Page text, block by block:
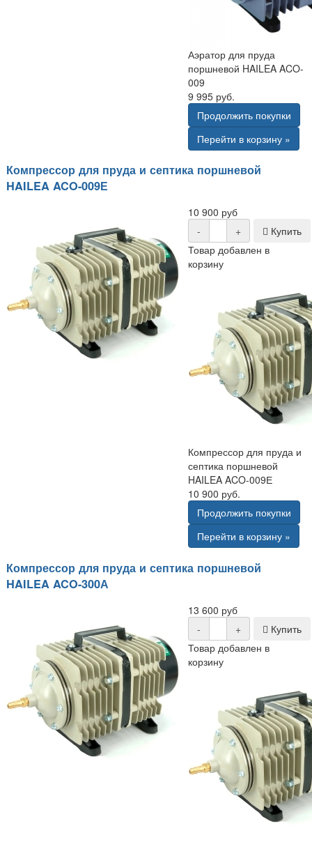
Аэратор для пруда
поршневой HAILEA ACO-
009
9 995 руб.
Продолжить покупки
Перейти в корзину »
Компрессор для пруда и септика поршневой
HAILEA ACO-009Е
10 900 руб
-
+
Купить
Товар добавлен в
корзину
Компрессор для пруда и
септика поршневой
HAILEA ACO-009Е
10 900 руб.
Продолжить покупки
Перейти в корзину »
Компрессор для пруда и септика поршневой
HAILEA ACO-300А
13 600 руб
-
+
Купить
Товар добавлен в
корзину